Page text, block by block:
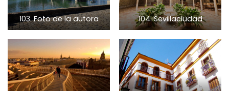
103. Foto de la autora 104. Sevillaciudad